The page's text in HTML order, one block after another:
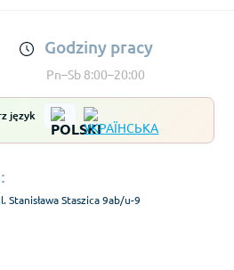
Godziny pracy
Pn–Sb 8:00–20:00
język
Stanisława Staszica 9ab/u-9